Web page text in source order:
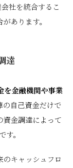
社を統合するこ
あります。
達
を金融機関や事業
の自己資金だけで
資金調達によって
。
キャッシュフロ